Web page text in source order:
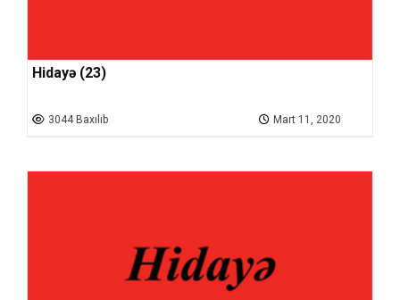
Hidayə (23)
3044 Baxılıb Mart 11, 2020